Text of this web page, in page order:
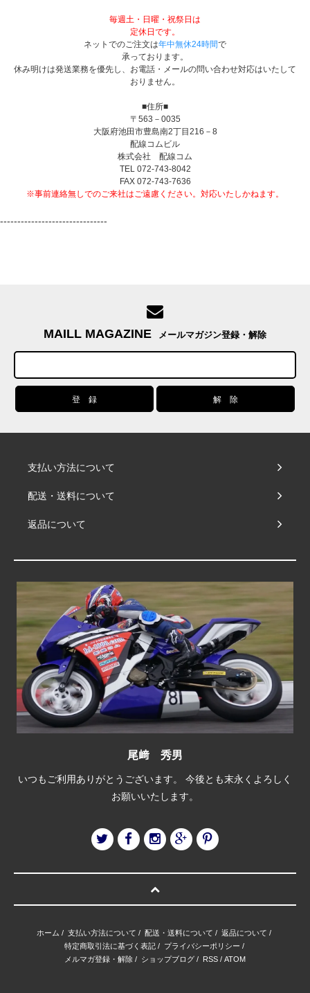
毎週土・日曜・祝祭日は
定休日です。
ネットでのご注文は年中無休24時間で
承っております。
休み明けは発送業務を優先し、お電話・メールの問い合わせ対応はいたして
おりません。
■住所■
〒563－0035
大阪府池田市豊島南2丁目216－8
配線コムビル
株式会社 配線コム
TEL 072-743-8042
FAX 072-743-7636
※事前連絡無しでのご来社はご遠慮ください。対応いたしかねます。
-------------------------------
MAILL MAGAZINE メールマガジン登録・解除
支払い方法について
配送・送料について
返品について
尾﨑 秀男
いつもご利用ありがとうございます。 今後とも末永くよろしく
お願いいたします。
ホーム / 支払い方法について / 配送・送料について / 返品について /
特定商取引法に基づく表記/ プライバシーポリシー /
メルマガ登録・解除 / ショップブログ / RSS / ATOM